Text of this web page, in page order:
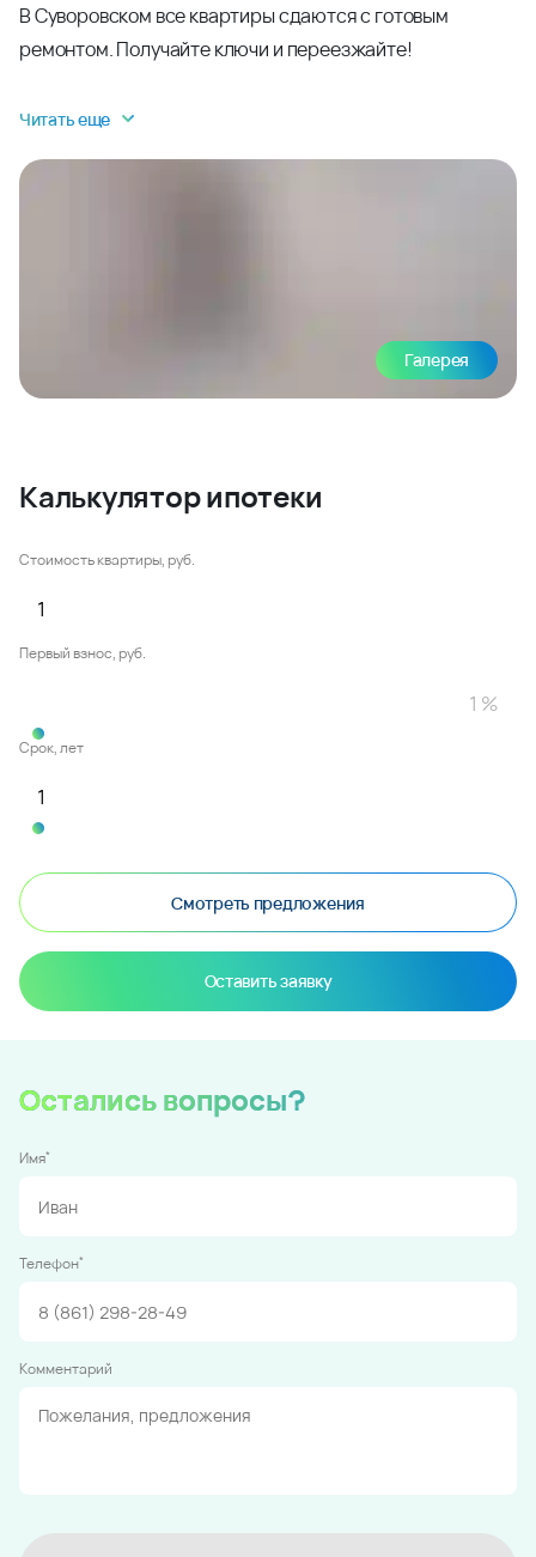
В Суворовском все квартиры сдаются с готовым
ремонтом. Получайте ключи и переезжайте!
Читать еще
Галерея
Калькулятор ипотеки
Стоимость квартиры, руб.
Первый взнос, руб.
Срок, лет
Смотреть предложения
Оставить заявку
Остались вопросы?
Имя*
Телефон*
Комментарий